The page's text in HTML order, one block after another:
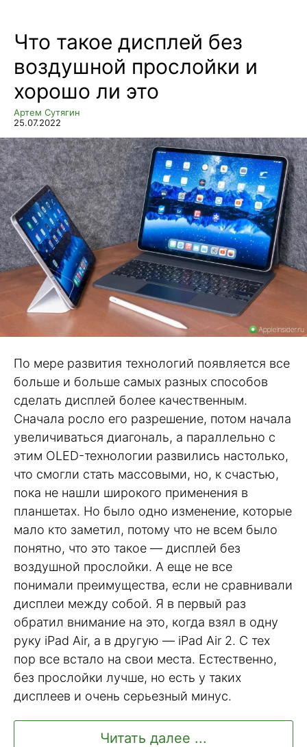
Что такое дисплей без
воздушной прослойки и
хорошо ли это
Артем Сутягин
25.07.2022
По мере развития технологий появляется все
больше и больше самых разных способов
сделать дисплей более качественным.
Сначала росло его разрешение, потом начала
увеличиваться диагональ, а параллельно с
этим OLED-технологии развились настолько,
что смогли стать массовыми, но, к счастью,
пока не нашли широкого применения в
планшетах. Но было одно изменение, которые
мало кто заметил, потому что не всем было
понятно, что это такое — дисплей без
воздушной прослойки. А еще не все
понимали преимущества, если не сравнивали
дисплеи между собой. Я в первый раз
обратил внимание на это, когда взял в одну
руку iPad Air, а в другую — iPad Air 2. С тех
пор все встало на свои места. Естественно,
без прослойки лучше, но есть у таких
дисплеев и очень серьезный минус.
Читать далее ...